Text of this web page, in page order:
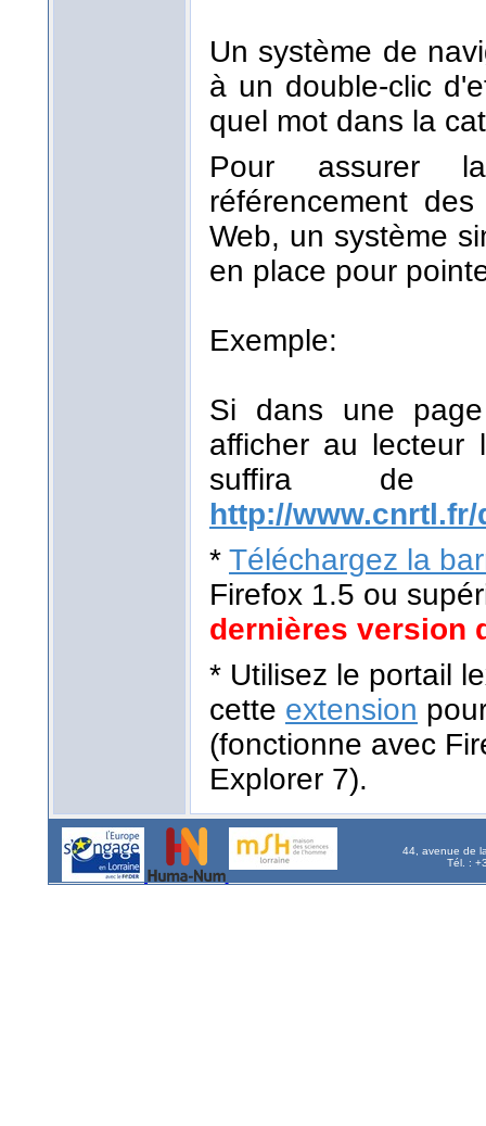
Un système de
à un double-clic
quel mot dans la
Pour assurer
référencement
Web, un système
en place pour
Exemple:
Si dans une
afficher au lecteur
suffira de
http://
* Téléchargez la
Firefox 1.5 ou
dernières version
* Utilisez le portail
cette extension
(fonctionne avec
Explorer 7).
44, avenue de
Tél. :